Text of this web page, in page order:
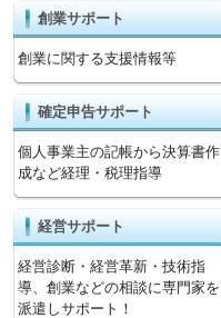
創業サポート
創業に関する支援情報等
確定申告サポート
個人事業主の記帳から決算書作
成など経理・税理指導
経営サポート
経営診断・経営革新・技術指
導、創業などの相談に専門家を
派遣しサポート！